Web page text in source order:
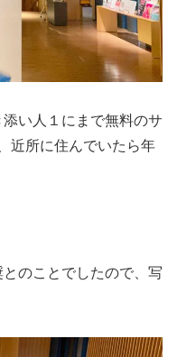
い人１にまで無料のサ
近所に住んでいたら年
のことでしたので、写